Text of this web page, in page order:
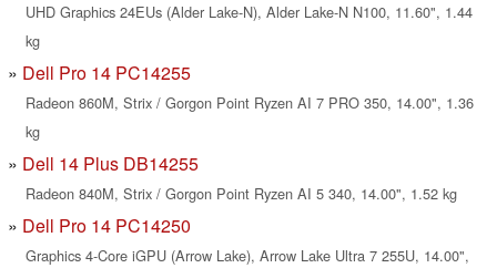
UHD Graphics 24EUs (Alder Lake-N), Alder Lake-N N100, 11.60", 1.44
kg
Dell Pro 14 PC14255
Radeon 860M, Strix / Gorgon Point Ryzen AI 7 PRO 350, 14.00", 1.36
kg
Dell 14 Plus DB14255
Radeon 840M, Strix / Gorgon Point Ryzen AI 5 340, 14.00", 1.52 kg
Dell Pro 14 PC14250
Graphics 4-Core iGPU (Arrow Lake), Arrow Lake Ultra 7 255U, 14.00",